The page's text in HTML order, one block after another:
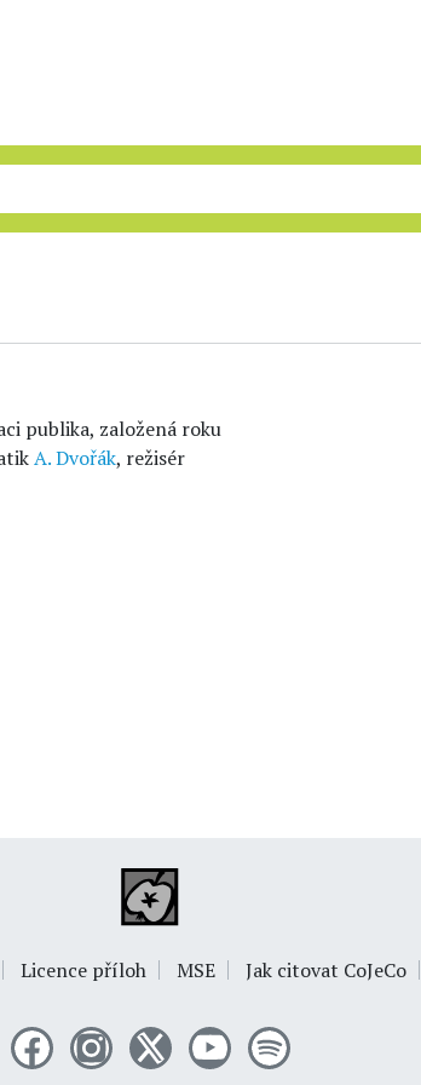
publika, založená roku
A. Dvořák, režisér
Licence příloh MSE Jak citovat CoJeCo